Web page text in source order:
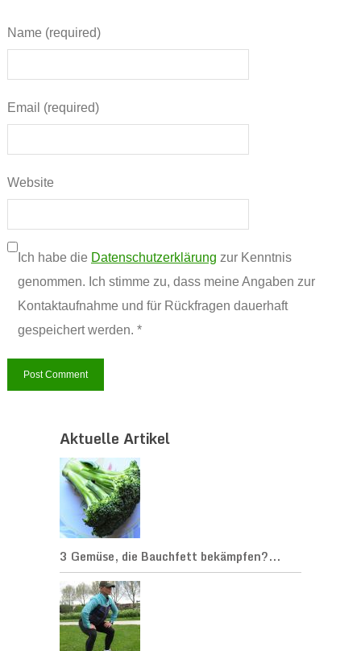
Name (required)
Email (required)
Website
Ich habe die Datenschutzerklärung zur Kenntnis
genommen. Ich stimme zu, dass meine Angaben zur
Kontaktaufnahme und für Rückfragen dauerhaft
gespeichert werden. *
Aktuelle Artikel
3 Gemüse, die Bauchfett bekämpfen?...